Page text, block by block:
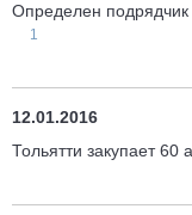
Определен подрядчик
1
12.01.2016
Тольятти закупает 60